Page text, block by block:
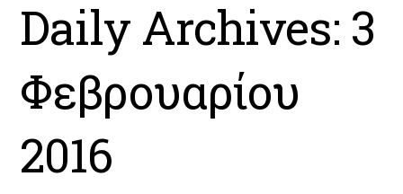
Daily Archives: 3
Φεβρουαρίου
2016